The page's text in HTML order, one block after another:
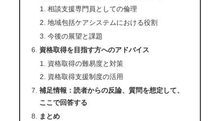
相談支援専門員としての倫理
地域包括ケアシステムにおける役割
今後の展望と課題
資格取得を目指す方へのアドバイス
資格取得の難易度と対策
資格取得支援制度の活用
補足情報：読者からの反論、質問を想定して、
ここで回答する
まとめ